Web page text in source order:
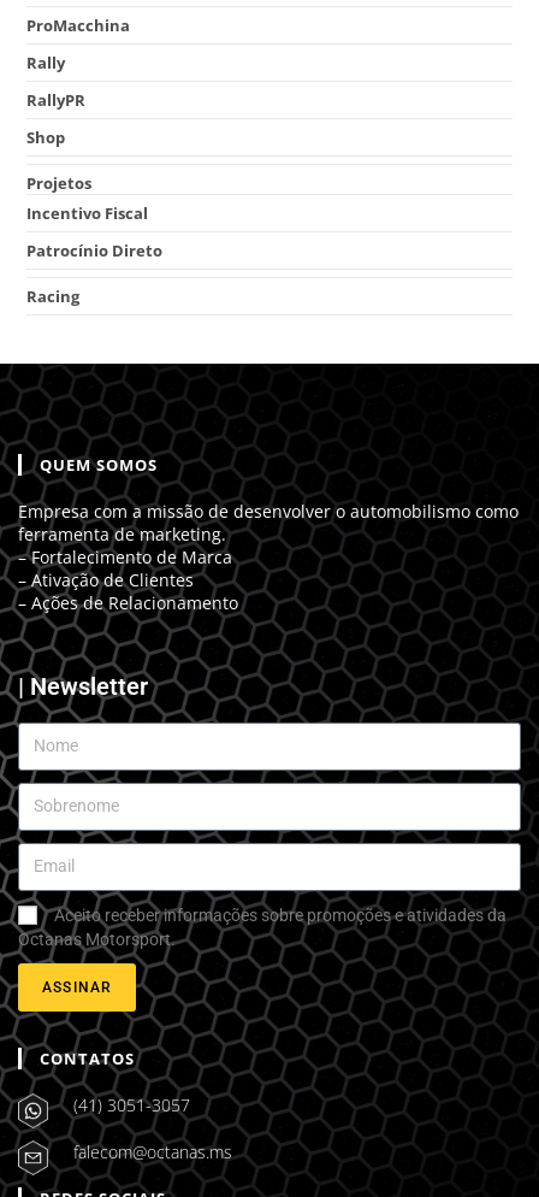
ProMacchina
Rally
RallyPR
Shop
Projetos
Incentivo Fiscal
Patrocínio Direto
Racing
QUEM SOMOS
Empresa com a missão de desenvolver o automobilismo como
ferramenta de marketing.
– Fortalecimento de Marca
– Ativação de Clientes
– Ações de Relacionamento
| Newsletter
Aceito receber informações sobre promoções e atividades da
Octanas Motorsport.
ASSINAR
CONTATOS
(41) 3051-3057
falecom@octanas.ms